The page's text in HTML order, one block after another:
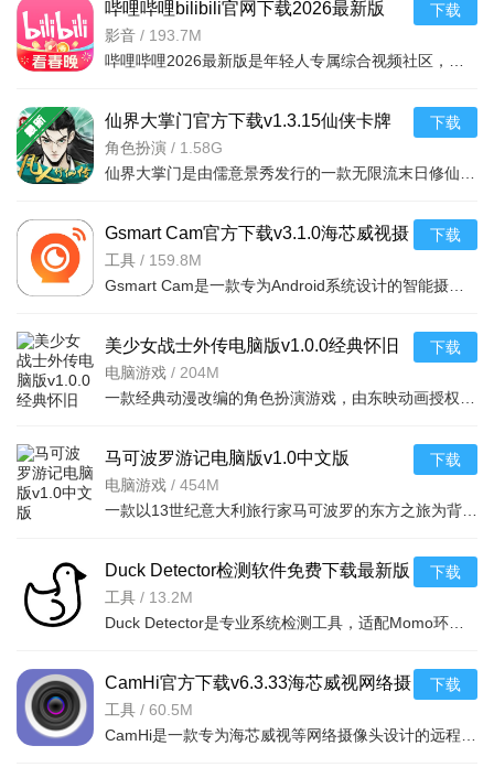
哔哩哔哩bilibili官网下载2026最新版
v9.5.0最新版
影音 / 193.7M
下载
仙界大掌门官方下载v1.3.15仙侠卡牌
RPG手游
角色扮演 / 1.58G
下载
Gsmart Cam官方下载v3.1.0海芯威视摄
像头远程查看工具
工具 / 159.8M
下载
美少女战士外传电脑版v1.0.0经典怀旧
电脑游戏 / 204M
下载
马可波罗游记电脑版v1.0中文版
电脑游戏 / 454M
下载
Duck Detector检测软件免费下载最新版
本v2026.07.30安卓版
工具 / 13.2M
下载
CamHi官方下载v6.3.33海芯威视网络摄
像头监控软件
工具 / 60.5M
下载